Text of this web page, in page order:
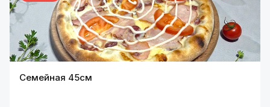
Семейная 45см